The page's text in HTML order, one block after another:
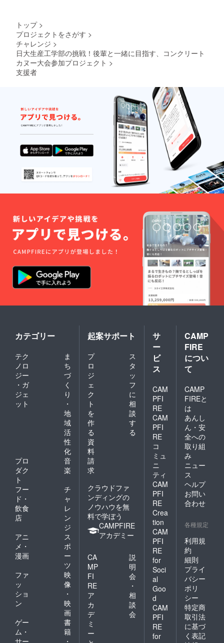
トップ >
プロジェクトをさがす >
チャレンジ >
日大生産工学部の挑戦！後輩と一緒に目指す、コンクリート
カヌー大会参加プロジェクト >
支援者
カテゴリー
テク
ノロ
ジー
・ガ
ジェ
ット
ま
ち
づ
く
り
・
地
域
活
性
化
プロ
ダク
ト
音
楽
フー
ド・
飲食
店
チ
ャ
レ
ン
ジ
アニ
メ・
漫画
ス
ポ
ー
ツ
ファ
ッ
ショ
ン
映
像
・
映
画
ゲー
ム・
書
籍
起案サポート
プ
ロ
ジ
ェ
ク
ト
を
作
る
ス
タ
ッ
フ
に
相
談
す
る
資
料
請
求
クラウドファ
ンディングの
ノウハウを無
料で学ぼう
CAMPFIRE
アカデミー
CA
MP
FI
RE
ア
カ
デ
ミ
ー
説
明
会
・
相
談
会
サ
ー
ビ
ス
CAM
PFI
RE
CAM
PFI
RE
コ
ミュ
ニ
ティ
CAM
PFI
RE
Crea
tion
CAM
PFI
RE
for
Soci
al
Goo
d
CAM
PFI
RE
for
CAMP
FIRE
につい
て
CAMP
FIREと
は
あんし
ん・安
全への
取り組
み
ニュー
ス
ヘルプ
お問い
合わせ
各種規定
利用規
約
細則
プライ
バシー
ポリ
シー
特定商
取引法
に基づ
く表記